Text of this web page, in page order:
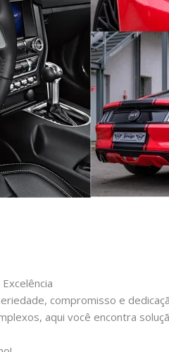
compromisso e
aqui você encontra